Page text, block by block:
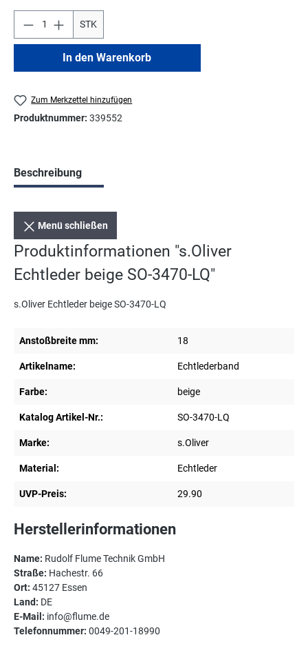
STK
In den Warenkorb
Zum Merkzettel hinzufügen
Produktnummer: 339552
Beschreibung
Menü schließen
Produktinformationen "s.Oliver
Echtleder beige SO-3470-LQ"
s.Oliver Echtleder beige SO-3470-LQ
Anstoßbreite mm: 18
Artikelname: Echtlederband
Farbe: beige
Katalog Artikel-Nr.: SO-3470-LQ
Marke: s.Oliver
Material: Echtleder
UVP-Preis: 29.90
Herstellerinformationen
Name: Rudolf Flume Technik GmbH
Straße: Hachestr. 66
Ort: 45127 Essen
Land: DE
E-Mail: info@flume.de
Telefonnummer: 0049-201-18990